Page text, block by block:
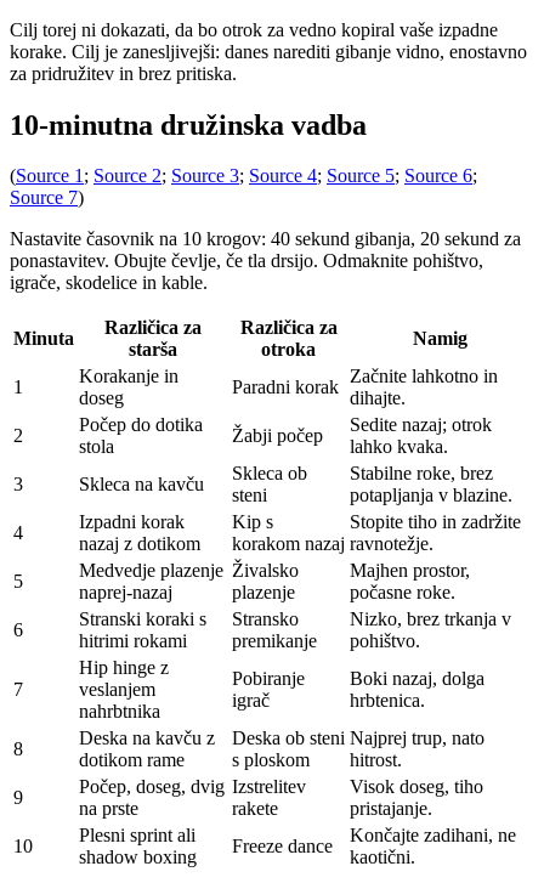
Cilj torej ni dokazati, da bo otrok za vedno kopiral vaše izpadne
korake. Cilj je zanesljivejši: danes narediti gibanje vidno, enostavno
za pridružitev in brez pritiska.
10-minutna družinska vadba
(Source 1; Source 2; Source 3; Source 4; Source 5; Source 6;
Source 7)
Nastavite časovnik na 10 krogov: 40 sekund gibanja, 20 sekund za
ponastavitev. Obujte čevlje, če tla drsijo. Odmaknite pohištvo,
igrače, skodelice in kable.
Minuta
Različica za
starša
Različica za
otroka
Namig
1
Korakanje in
doseg
Paradni korak
Začnite lahkotno in
dihajte.
2
Počep do dotika
stola
Žabji počep
Sedite nazaj; otrok
lahko kvaka.
3
Skleca na kavču
Skleca ob
steni
Stabilne roke, brez
potapljanja v blazine.
4
Izpadni korak
nazaj z dotikom
Kip s
korakom nazaj
Stopite tiho in zadržite
ravnotežje.
5
Medvedje plazenje
naprej-nazaj
Živalsko
plazenje
Majhen prostor,
počasne roke.
6
Stranski koraki s
hitrimi rokami
Stransko
premikanje
Nizko, brez trkanja v
pohištvo.
7
Hip hinge z
veslanjem
nahrbtnika
Pobiranje
igrač
Boki nazaj, dolga
hrbtenica.
8
Deska na kavču z
dotikom rame
Deska ob steni
s ploskom
Najprej trup, nato
hitrost.
9
Počep, doseg, dvig
na prste
Izstrelitev
rakete
Visok doseg, tiho
pristajanje.
10
Plesni sprint ali
shadow boxing
Freeze dance
Končajte zadihani, ne
kaotični.